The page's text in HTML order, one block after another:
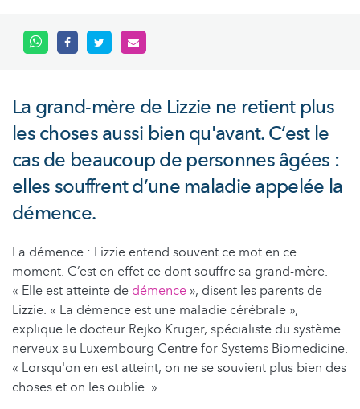
La grand-mère de Lizzie ne retient plus
les choses aussi bien qu'avant. C’est le
cas de beaucoup de personnes âgées :
elles souffrent d’une maladie appelée la
démence.
La démence : Lizzie entend souvent ce mot en ce
moment. C’est en effet ce dont souffre sa grand-mère.
« Elle est atteinte de démence », disent les parents de
Lizzie. « La démence est une maladie cérébrale »,
explique le docteur Rejko Krüger, spécialiste du système
nerveux au Luxembourg Centre for Systems Biomedicine.
« Lorsqu'on en est atteint, on ne se souvient plus bien des
choses et on les oublie. »